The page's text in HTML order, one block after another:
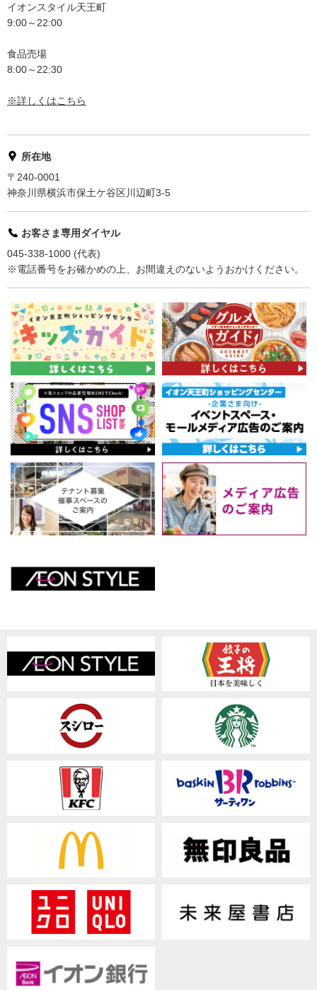
イオンスタイル天王町
9:00～22:00
食品売場
8:00～22:30
※詳しくはこちら
所在地
〒240-0001
神奈川県横浜市保土ケ谷区川辺町3-5
お客さま専用ダイヤル
045-338-1000 (代表)
※電話番号をお確かめの上、お間違えのないようおかけください。